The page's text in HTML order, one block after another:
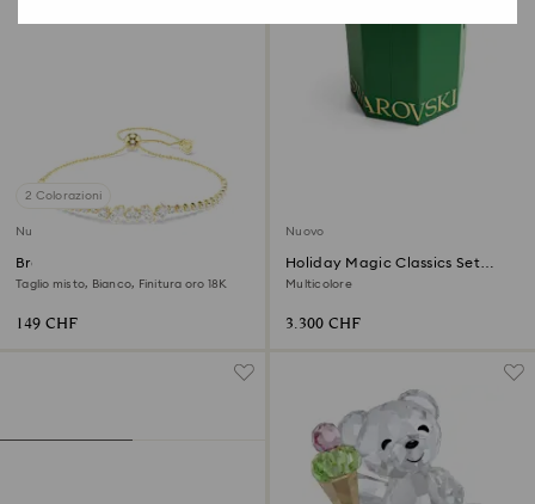
2 Colorazioni
Nuovo
Braccialetto Mesmera
Taglio misto, Bianco, Finitura oro 18K
149 CHF
Nuovo
Holiday Magic Classics Set
Decorazioni per Albero di
Multicolore
3.300 CHF